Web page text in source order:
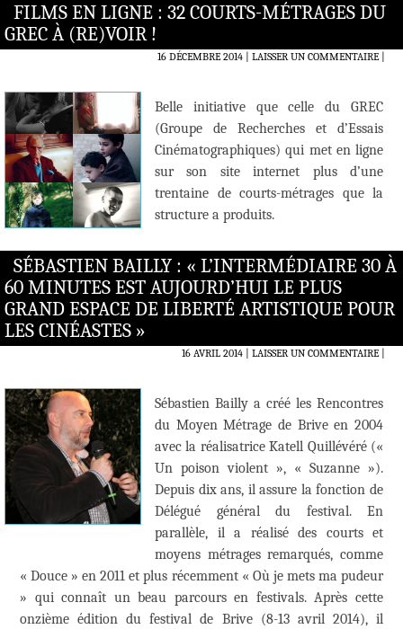
FILMS EN LIGNE : 32 COURTS-MÉTRAGES DU
GREC À (RE)VOIR !
16 DÉCEMBRE 2014 LAISSER UN COMMENTAIRE|
Belle initiative que celle du GREC
(Groupe de Recherches et d’Essais
Cinématographiques) qui met en ligne
sur son site internet plus d’une
trentaine de courts-métrages que la
structure a produits.
SÉBASTIEN BAILLY : « L’INTERMÉDIAIRE 30 À
60 MINUTES EST AUJOURD’HUI LE PLUS
GRAND ESPACE DE LIBERTÉ ARTISTIQUE POUR
LES CINÉASTES »
16 AVRIL 2014 LAISSER UN COMMENTAIRE|
Sébastien Bailly a créé les Rencontres
du Moyen Métrage de Brive en 2004
avec la réalisatrice Katell Quillévéré («
Un poison violent », « Suzanne »).
Depuis dix ans, il assure la fonction de
Délégué général du festival. En
parallèle, il a réalisé des courts et
moyens métrages remarqués, comme
« Douce » en 2011 et plus récemment « Où je mets ma pudeur
» qui connaît un beau parcours en festivals. Après cette
onzième édition du festival de Brive (8-13 avril 2014), il